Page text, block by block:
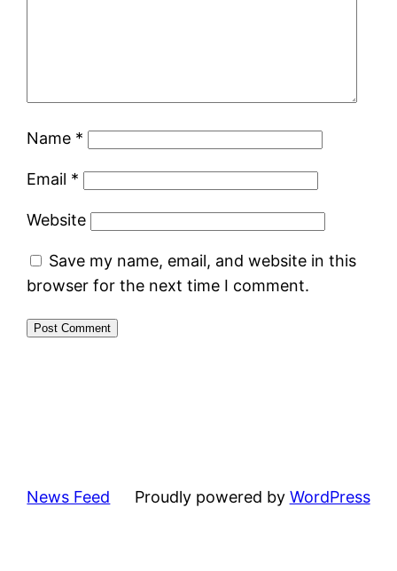
Name *
Email *
Website
Save my name, email, and website in this
browser for the next time I comment.
News Feed Proudly powered by WordPress